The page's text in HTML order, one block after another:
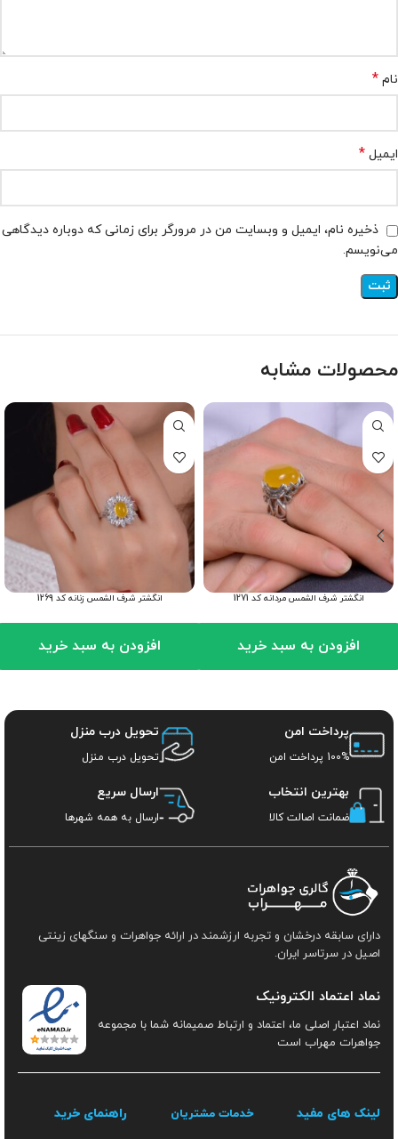
نام *
ایمیل *
ذخیره نام، ایمیل و وبسایت من در مرورگر برای زمانی که دوباره دیدگاهی
می‌نویسم.
محصولات مشابه
انگشتر شرف الشمس مردانه کد 1271
افزودن به سبد خرید
انگشتر شرف الشمس زنانه کد 1269
افزودن به سبد خرید
پرداخت امن
100% پرداخت امن
تحویل درب منزل
تحویل درب منزل
بهترین انتخاب
ضمانت اصالت کالا
ارسال سریع
ارسال به همه شهرها
دارای سابقه درخشان و تجربه ارزشمند در ارائه جواهرات و سنگهای زینتی
اصیل در سرتاسر ایران.
نماد اعتماد الکترونیک
نماد اعتبار اصلی ما، اعتماد و ارتباط صمیمانه شما با مجموعه
جواهرات مهراب است
لینک های مفید خدمات مشتریان راهنمای خرید